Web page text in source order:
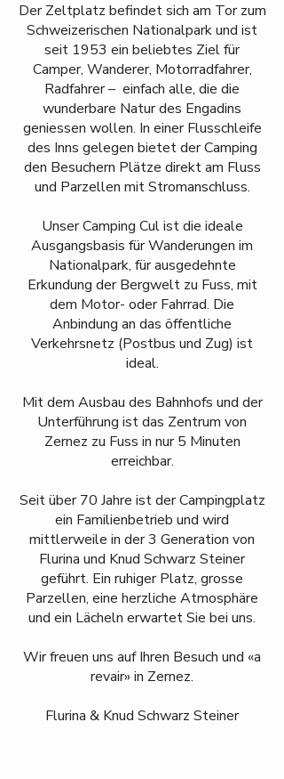
Der Zeltplatz befindet sich am Tor zum
Schweizerischen Nationalpark und ist
seit 1953 ein beliebtes Ziel für
Camper, Wanderer, Motorradfahrer,
Radfahrer – einfach alle, die die
wunderbare Natur des Engadins
geniessen wollen. In einer Flusschleife
des Inns gelegen bietet der Camping
den Besuchern Plätze direkt am Fluss
und Parzellen mit Stromanschluss.
Unser Camping Cul ist die ideale
Ausgangsbasis für Wanderungen im
Nationalpark, für ausgedehnte
Erkundung der Bergwelt zu Fuss, mit
dem Motor- oder Fahrrad. Die
Anbindung an das öffentliche
Verkehrsnetz (Postbus und Zug) ist
ideal.
Mit dem Ausbau des Bahnhofs und der
Unterführung ist das Zentrum von
Zernez zu Fuss in nur 5 Minuten
erreichbar.
Seit über 70 Jahre ist der Campingplatz
ein Familienbetrieb und wird
mittlerweile in der 3 Generation von
Flurina und Knud Schwarz Steiner
geführt. Ein ruhiger Platz, grosse
Parzellen, eine herzliche Atmosphäre
und ein Lächeln erwartet Sie bei uns.
Wir freuen uns auf Ihren Besuch und «a
revair» in Zernez.
Flurina & Knud Schwarz Steiner